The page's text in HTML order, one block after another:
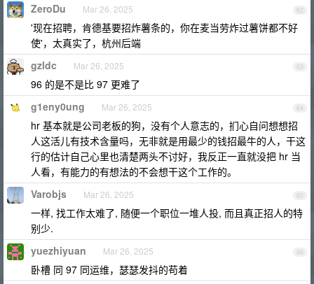
62
ZeroDu Mar 26, 2025
'现在招聘，肯德基要招炸薯条的，你在麦当劳炸过薯饼都不好
使'，太真实了，杭州后端
63
gzldc Mar 26, 2025
96 的是不是比 97 更难了
64
g1eny0ung Mar 26, 2025
hr 基本就是公司老板的狗，没有个人意志的，扪心自问想想招
人这活儿有技术含量吗，无非就是用最少的钱招最牛的人，干这
行的估计自己心里也清楚两头不讨好，我反正一直就没把 hr 当
人看，有能力的有想法的不会想干这个工作的。
65
Varobjs Mar 26, 2025
一样, 找工作太难了, 随便一个职位一堆人投, 而且真正招人的特
别少.
66
yuezhiyuan Mar 26, 2025
卧槽 同 97 同运维，瑟瑟发抖的苟着